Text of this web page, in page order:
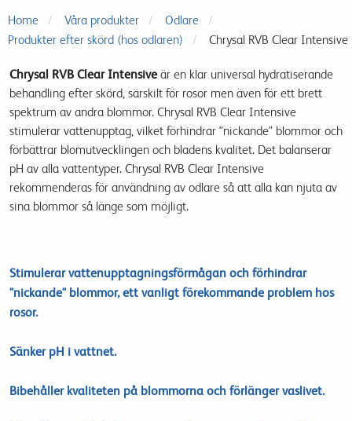
Home Våra produkter
Odlare
Produkter efter skörd (hos odlaren)
Chrysal RVB Clear Intensive
Chrysal RVB Clear Intensive är en klar universal hydratiserande
behandling efter skörd, särskilt för rosor men även för ett brett
spektrum av andra blommor. Chrysal RVB Clear Intensive
stimulerar vattenupptag, vilket förhindrar "nickande" blommor och
förbättrar blomutvecklingen och bladens kvalitet. Det balanserar
pH av alla vattentyper. Chrysal RVB Clear Intensive
rekommenderas för användning av odlare så att alla kan njuta av
sina blommor så länge som möjligt.
Stimulerar vattenupptagningsförmågan och förhindrar
"nickande" blommor, ett vanligt förekommande problem hos
rosor.
Sänker pH i vattnet.
Bibehåller kvaliteten på blommorna och förlänger vaslivet.